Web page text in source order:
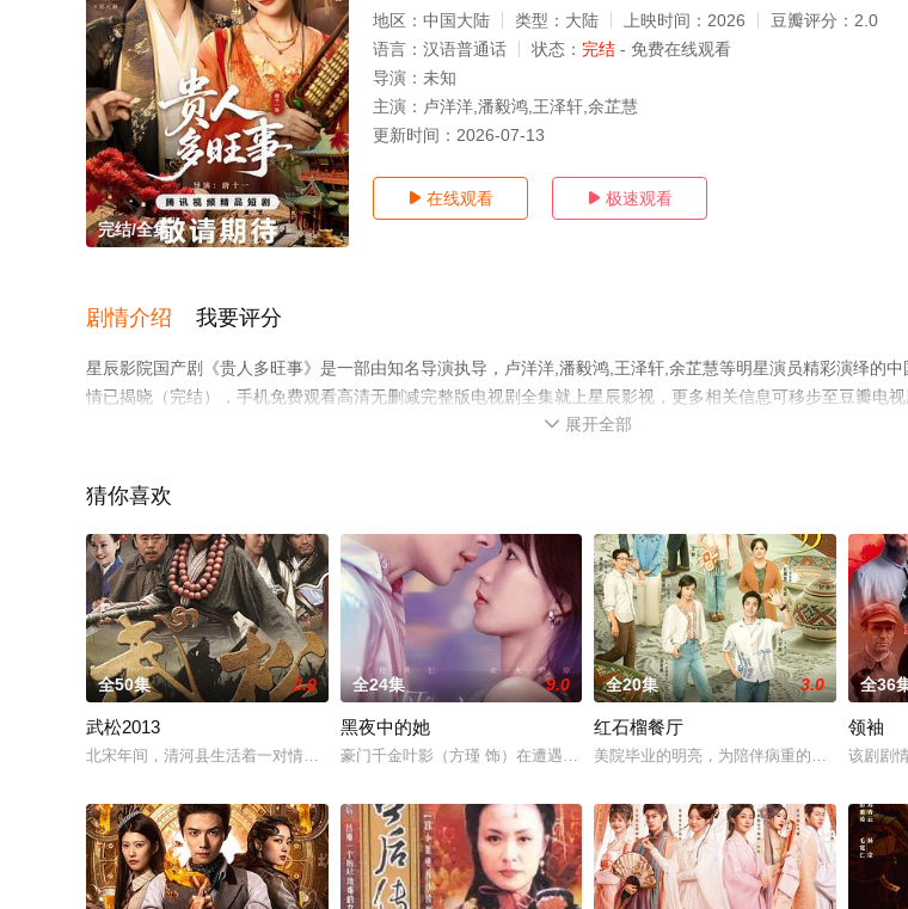
完结/全集
地区： 中国大陆 类型： 大陆 上映时间： 2026 豆瓣评分： 2.0
语言： 汉语普通话 状态： 完结 - 免费在线观看
导演： 未知
主演： 卢洋洋,潘毅鸿,王泽轩,余芷慧
更新时间： 2026-07-13
 在线观看  极速观看
剧情介绍 我要评分
星辰影院国产剧《贵人多旺事》是一部由知名导演执导，卢洋洋,潘毅鸿,王泽轩,余芷慧等明星演员精彩演绎的中
情已揭晓（完结），手机免费观看高清无删减完整版电视剧全集就上星辰影视，更多相关信息可移步至豆瓣电
 展开全部
猜你喜欢
全50集 2.0
武松2013
北宋年间，清河县生活着一对情深意笃的兄弟俩。三寸丁苞谷皮的大哥武大（潘长江 饰）为人忠厚老实，他每天早起晚
全24集 9.0
黑夜中的她
豪门千金叶影（方瑾 饰）在遭遇重大变故后因车祸失忆，被错认成温婉的家庭主
全20集 3.0
红石榴餐厅
美院毕业的明亮，为陪伴病重的养母，放弃
全36
领袖
该剧剧